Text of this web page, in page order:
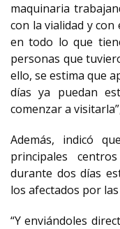
maquinaria
con la vialidad y
en todo lo que
personas que
ello, se estima que
días ya puedan
comenzar a
Además, indicó
principales
durante dos días
los afectados por
“Y enviándoles